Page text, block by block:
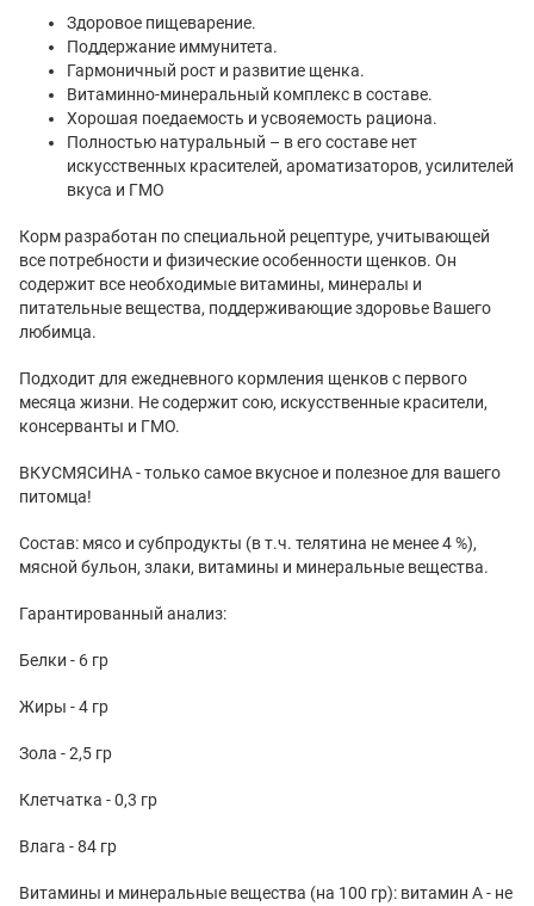
Здоровое пищеварение.
Поддержание иммунитета.
Гармоничный рост и развитие щенка.
Витаминно-минеральный комплекс в составе.
Хорошая поедаемость и усвояемость рациона.
Полностью натуральный – в его составе нет
искусственных красителей, ароматизаторов, усилителей
вкуса и ГМО
Корм разработан по специальной рецептуре, учитывающей
все потребности и физические особенности щенков. Он
содержит все необходимые витамины, минералы и
питательные вещества, поддерживающие здоровье Вашего
любимца.
Подходит для ежедневного кормления щенков с первого
месяца жизни. Не содержит сою, искусственные красители,
консерванты и ГМО.
ВКУСМЯСИНА - только самое вкусное и полезное для вашего
питомца!
Состав: мясо и субпродукты (в т.ч. телятина не менее 4 %),
мясной бульон, злаки, витамины и минеральные вещества.
Гарантированный анализ:
Белки - 6 гр
Жиры - 4 гр
Зола - 2,5 гр
Клетчатка - 0,3 гр
Влага - 84 гр
Витамины и минеральные вещества (на 100 гр): витамин А - не